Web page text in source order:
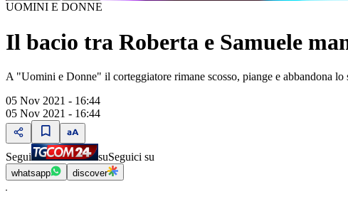
UOMINI E DONNE
Il bacio tra Roberta e Samuele
A "Uomini e Donne" il corteggiatore rimane scosso, piange e abbandona lo
05 Nov 2021 - 16:44
05 Nov 2021 - 16:44
Segui suSeguici su
whatsapp discover